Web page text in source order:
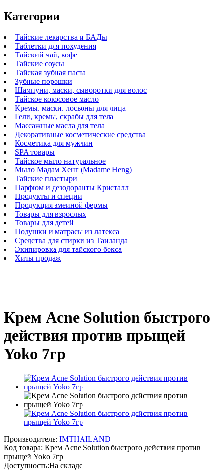
Категории
Тайские лекарства и БАДы
Таблетки для похудения
Тайский чай, кофе
Тайские соусы
Тайская зубная паста
Зубные порошки
Шампуни, маски, сыворотки для волос
Тайское кокосовое масло
Кремы, маски, лосьоны для лица
Гели, кремы, скрабы для тела
Массажные масла для тела
Декоративные косметические средства
Косметика для мужчин
SPA товары
Тайское мыло натуральное
Мыло Мадам Хенг (Madame Heng)
Тайские пластыри
Парфюм и дезодоранты Кристалл
Продукты и специи
Продукция змеиной фермы
Товары для взрослых
Товары для детей
Подушки и матрасы из латекса
Средства для стирки из Таиланда
Экипировка для тайского бокса
Хиты продаж
Крем Acne Solution быстрого
действия против прыщей
Yoko 7гр
Производитель: IMTHAILAND
Код товара: Крем Acne Solution быстрого действия против
прыщей Yoko 7гр
Доступность:На складе